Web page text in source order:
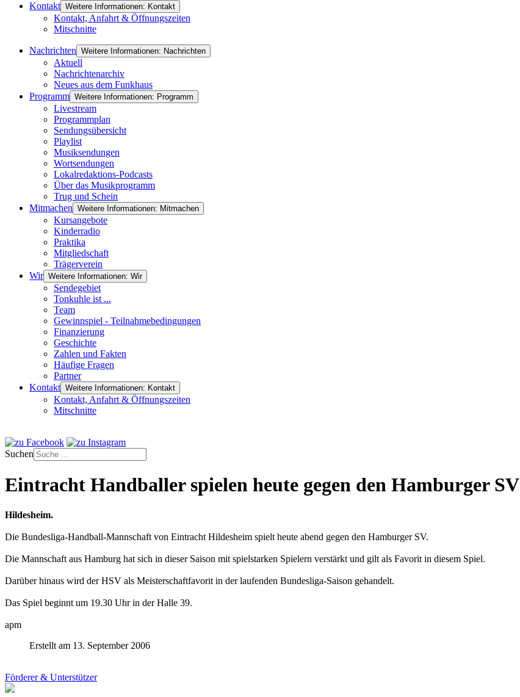
Kontakt Weitere Informationen: Kontakt
Kontakt, Anfahrt & Öffnungszeiten
Mitschnitte
Nachrichten Weitere Informationen: Nachrichten
Aktuell
Nachrichtenarchiv
Neues aus dem Funkhaus
Programm Weitere Informationen: Programm
Livestream
Programmplan
Sendungsübersicht
Playlist
Musiksendungen
Wortsendungen
Lokalredaktions-Podcasts
Über das Musikprogramm
Trug und Schein
Mitmachen Weitere Informationen: Mitmachen
Kursangebote
Kinderradio
Praktika
Mitgliedschaft
Trägerverein
Wir Weitere Informationen: Wir
Sendegebiet
Tonkuhle ist ...
Team
Gewinnspiel - Teilnahmebedingungen
Finanzierung
Geschichte
Zahlen und Fakten
Häufige Fragen
Partner
Kontakt Weitere Informationen: Kontakt
Kontakt, Anfahrt & Öffnungszeiten
Mitschnitte
Suchen
Eintracht Handballer spielen heute gegen den Hamburger SV
Hildesheim.
Die Bundesliga-Handball-Mannschaft von Eintracht Hildesheim spielt heute abend gegen den Hamburger SV.
Die Mannschaft aus Hamburg hat sich in dieser Saison mit spielstarken Spielern verstärkt und gilt als Favorit in diesem Spiel.
Darüber hinaus wird der HSV als Meisterschaftfavorit in der laufenden Bundesliga-Saison gehandelt.
Das Spiel beginnt um 19.30 Uhr in der Halle 39.
apm
Erstellt am 13. September 2006
Förderer & Unterstützer